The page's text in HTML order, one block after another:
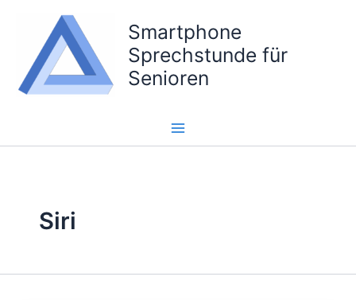
springen
Smartphone
Sprechstunde für
Senioren
Siri